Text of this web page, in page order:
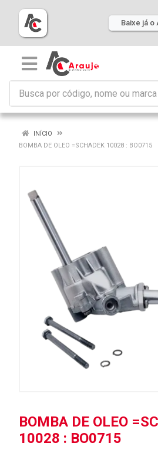
Baixe já o
INÍCIO
BOMBA DE OLEO =SCHADEK 10028 : BO0715
BOMBA DE OLEO
10028 : BO0715